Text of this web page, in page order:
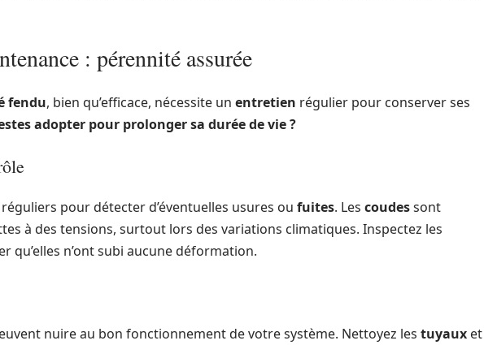
: pérennité assurée
fendu, bien qu’efficace, nécessite un entretien régulier pour conserver ses
adopter pour prolonger sa durée de vie ?
pour détecter d’éventuelles usures ou fuites. Les coudessont
à des tensions, surtout lors des variations climatiques. Inspectez les
qu’elles n’ont subi aucune déformation.
nuire au bon fonctionnement de votre système. Nettoyez les tuyaux et